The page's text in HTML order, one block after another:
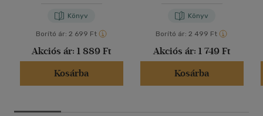
Könyv
Borító ár: 2 699 Ft
Akciós ár: 1 889 Ft
Kosárba
Könyv
Borító ár: 2 499 Ft
Akciós ár: 1 749 Ft
Kosárba